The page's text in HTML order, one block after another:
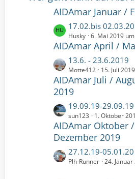
e
t
r
ä
g
e
t
e
B
e
i
r
ä
g
e
AIDAmar Januar /
L
e
t
t
e
B
e
i
t
r
ä
e
17.02.bis
Husky 6. Mai 2019
AIDAmar April /
L
e
t
z
e
B
e
i
t
r
13.6. - 23.6.2019
Motte412 15. Juli
AIDAmar Juli /
2019
L
e
t
z
e
19.09.19-29.09.19
sun123 1. Oktober
AIDAmar Oktober
Dezember 2019
L
e
27.12.19-05.01.20
Plh-Runner 24.